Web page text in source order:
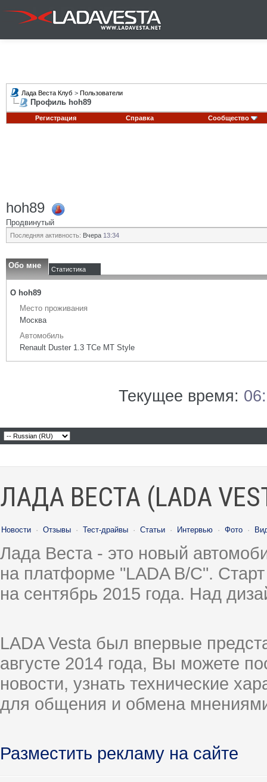
Лада Веста Клуб > Пользователи
Профиль hoh89
Регистрация Справка Сообщество
hoh89
Продвинутый
Последняя активность: Вчера 13:34
Обо мне Статистика
О hoh89
Место проживания
Москва
Автомобиль
Renault Duster 1.3 TCe MT Style
Текущее время:
ЛАДА ВЕСТА (LADA
Новости · Отзывы · Тест-драйвы · Статьи · Интервью · Фото ·
Лада Веста - это новый
на платформе "LADA B/C".
на сентябрь 2015 года. Над
LADA Vesta был впервые
августе 2014 года, Вы можете
новости, узнать технические
для общения и обмена
Разместить рекламу на сайте